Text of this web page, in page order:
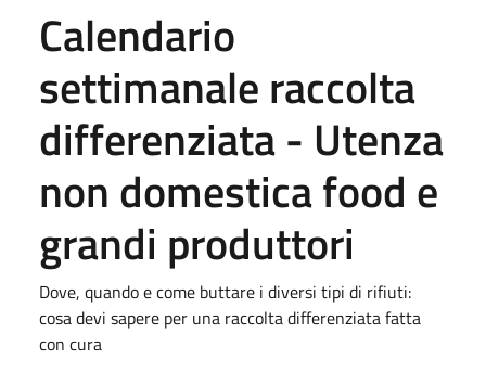
Calendario
settimanale raccolta
differenziata - Utenza
non domestica food e
grandi produttori
Dove, quando e come buttare i diversi tipi di rifiuti:
cosa devi sapere per una raccolta differenziata fatta
con cura